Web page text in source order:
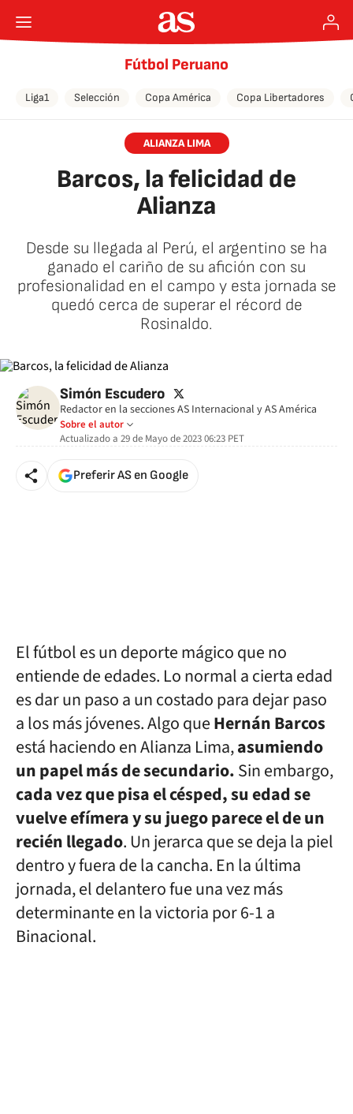
Fútbol Peruano
Liga1 Selección Copa América Copa Libertadores
ALIANZA LIMA
Barcos, la felicidad de
Alianza
Desde su llegada al Perú, el argentino se ha
ganado el cariño de su afición con su
profesionalidad en el campo y esta jornada se
quedó cerca de superar el récord de
Rosinaldo.
Simón Escudero twitter
Redactor en la secciones AS Internacional y AS América
Sobre el autor
Actualizado a 29 de Mayo de 2023 06:23 PET
Preferir AS en Google
El fútbol es un deporte mágico que no
entiende de edades. Lo normal a cierta edad
es dar un paso a un costado para dejar paso
a los más jóvenes. Algo queHernán Barcos
está haciendo en Alianza Lima,asumiendo
un papel más de secundario.Sin embargo,
cada vez que pisa el césped, su edad se
vuelve efímera y su juego parece el de un
recién llegado. Un jerarca que se deja la piel
dentro y fuera de la cancha. En la última
jornada, el delantero fue una vez más
determinante en la victoria por 6-1 a
Binacional.